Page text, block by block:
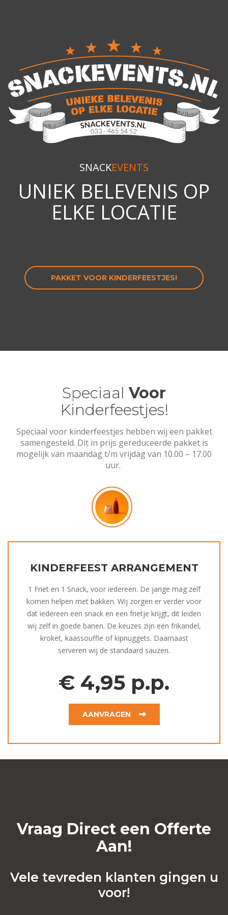
SNACKEVENTS
UNIEK BELEVENIS OP
ELKE LOCATIE
PAKKET VOOR KINDERFEESTJES!
Speciaal Voor
Kinderfeestjes!
Speciaal voor kinderfeestjes hebben wij een pakket
samengesteld. Dit in prijs gereduceerde pakket is
mogelijk van maandag t/m vrijdag van 10.00 – 17.00
uur.
KINDERFEEST ARRANGEMENT
1 Friet en 1 Snack, voor iedereen. De jarige mag zelf
komen helpen met bakken. Wij zorgen er verder voor
dat iedereen een snack en een frietje krijgt, dit leiden
wij zelf in goede banen. De keuzes zijn een frikandel,
kroket, kaassouffle of kipnuggets. Daarnaast
serveren wij de standaard sauzen.
€ 4,95 p.p.
AANVRAGEN
Vraag Direct een Offerte
Aan!
Vele tevreden klanten gingen u
voor!